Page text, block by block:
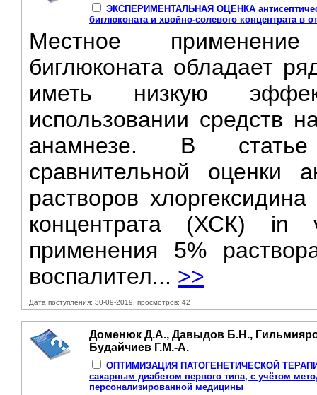
ЭКСПЕРИМЕНТАЛЬНАЯ ОЦЕНКА
биглюконата и хвойно-солевого концентрата в
Местное применение
биглюконата обладает
иметь низкую
использовании средств
анамнезе. В статье
сравнительной оценки
растворов
концентрата (ХСК) in
применения 5%
воспалител... >>
Дата поступления: 30-09-2019, просмотров: 42
Доменюк Д.А., Давыдов Б.Н.,
Будайчиев Г.М.-А.
ОПТИМИЗАЦИЯ ПАТОГЕНЕТИЧЕСКОЙ ТЕРАПИИ
сахарным диабетом первого типа, с учётом
персонализированной медицины